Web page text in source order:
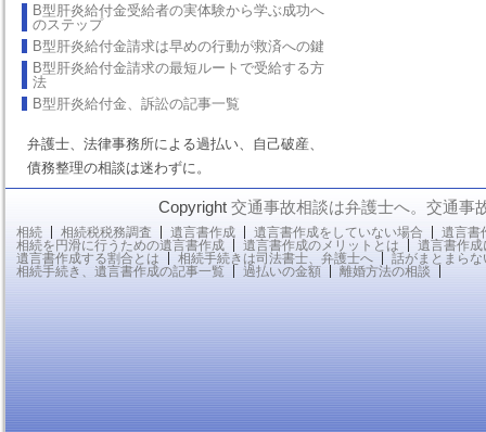
B型肝炎給付金受給者の実体験から学ぶ成功へ
のステップ
B型肝炎給付金請求は早めの行動が救済への鍵
B型肝炎給付金請求の最短ルートで受給する方
法
B型肝炎給付金、訴訟の記事一覧
弁護士、法律事務所による過払い、自己破産、
債務整理の相談は迷わずに。
Copyright 交通事故相談は弁護士へ。交通事
相続 相続税税務調査 遺言書作成 遺言書作成をしていない場合
遺言書
相続を円滑に行うための遺言書作成
遺言書作成のメリットとは
遺言書作
遺言書作成する割合とは
相続手続きは司法書士、弁護士へ
話がまとまら
相続手続き、遺言書作成の記事一覧
過払いの金額 離婚方法の相談